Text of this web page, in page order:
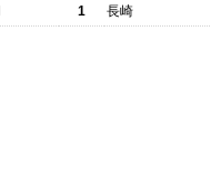
1 長崎